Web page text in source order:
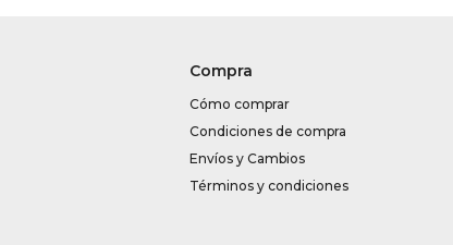
Compra
Cómo comprar
Condiciones de compra
Envíos y Cambios
Términos y condiciones